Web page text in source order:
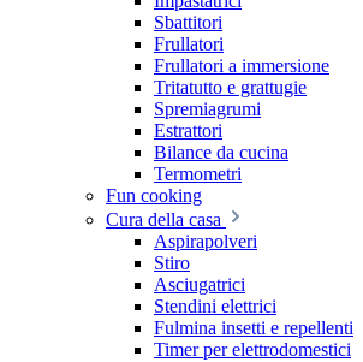
Sbattitori
Frullatori
Frullatori a immersione
Tritatutto e grattugie
Spremiagrumi
Estrattori
Bilance da cucina
Termometri
Fun cooking
Cura della casa
Aspirapolveri
Stiro
Asciugatrici
Stendini elettrici
Fulmina insetti e repellenti
Timer per elettrodomestici